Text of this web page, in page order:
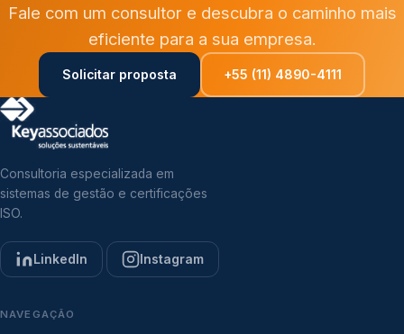
Fale com um consultor e descubra o caminho mais
eficiente para a sua empresa.
Solicitar proposta +55 (11) 4890-4111
Consultoria especializada em
sistemas de gestão e certificações
ISO.
LinkedIn Instagram
NAVEGAÇÃO